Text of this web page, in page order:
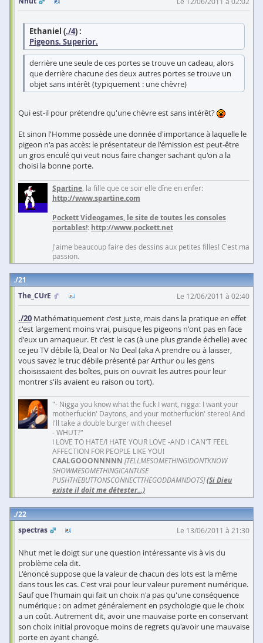
Ethaniel (./4) :
Pigeons. Superior.
derrière une seule de ces portes se trouve un cadeau, alors
que derrière chacune des deux autres portes se trouve un
objet sans intérêt (typiquement : une chèvre)
Qui est-il pour prétendre qu'une chèvre est sans intérêt?
Et sinon l'Homme possède une donnée d'importance à laquelle le
pigeon n'a pas accès: le présentateur de l'émission est peut-être
un gros enculé qui veut nous faire changer sachant qu'on a la
choisi la bonne porte.
Spartine , la fille que ce soir elle dîne en enfer:
http://www.spartine.com
Pockett Videogames, le site de toutes les consoles
portables!: http://www.pockett.net
J'aime beaucoup faire des dessins aux petites filles! C'est ma
passion.
21
The_CUrE
Le 12/06/2011 à 02:40
./20 Mathématiquement c'est juste, mais dans la pratique en effet
c'est largement moins vrai, puisque les pigeons n'ont pas en face
d'eux un arnaqueur. Et c'est le cas (à une plus grande échelle) avec
ce jeu TV débile là, Deal or No Deal (aka A prendre ou à laisser,
vous savez le truc débile présenté par Arthur ou les gens
choisissaient des boîtes, puis on ouvrait les autres pour leur
montrer s'ils avaient eu raison ou tort).
"- Nigga you know what the fuck I want, nigga: I want your
motherfuckin' Daytons, and your motherfuckin' stereo! And
I'll take a double burger with cheese!
- WHUT?"
I LOVE TO HATE/I HATE YOUR LOVE -AND I CAN'T FEEL
AFFECTION FOR PEOPLE LIKE YOU!
CAALGOOONNNNN [TELLMESOMETHINGIDONTKNOW
SHOWMESOMETHINGICANTUSE
PUSHTHEBUTTONSCONNECTTHEGODDAMNDOTS](Si Dieu
existe il doit me détester...)
22
spectras
Le 13/06/2011 à 21:30
Nhut met le doigt sur une question intéressante vis à vis du
problème cela dit.
L'énoncé suppose que la valeur de chacun des lots est la même
dans tous les cas. C'est vrai pour leur valeur purement numérique.
Sauf que l'humain qui fait un choix n'a pas qu'une conséquence
numérique : on admet généralement en psychologie que le choix
a un coût. Autrement dit, avoir une mauvaise porte en conservant
son choix initial provoque moins de regrets qu'avoir une mauvaise
porte en ayant changé.